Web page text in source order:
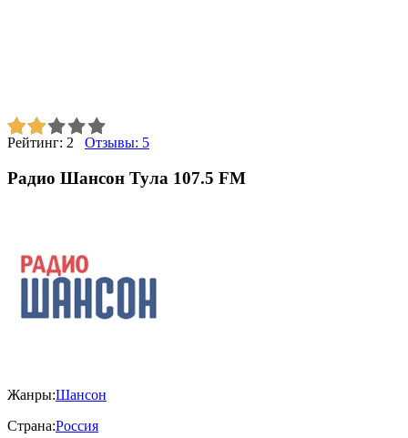
Рейтинг: 2 Отзывы: 5
Радио Шансон Тула 107.5 FM
Жанры:Шансон
Страна:Россия